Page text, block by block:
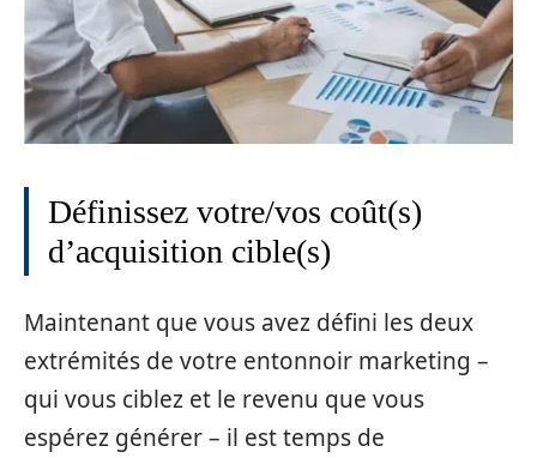
Définissez votre/vos coût(s)
d’acquisition cible(s)
Maintenant que vous avez défini les deux
extrémités de votre entonnoir marketing –
qui vous ciblez et le revenu que vous
espérez générer – il est temps de